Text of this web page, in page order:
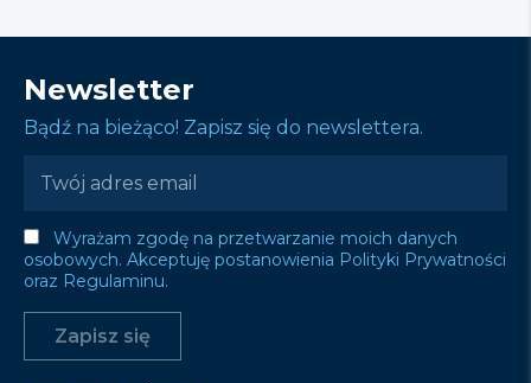
Newsletter
Bądź na bieżąco! Zapisz się do newslettera.
Wyrażam zgodę na przetwarzanie moich danych
osobowych. Akceptuję postanowienia Polityki Prywatności
oraz Regulaminu.